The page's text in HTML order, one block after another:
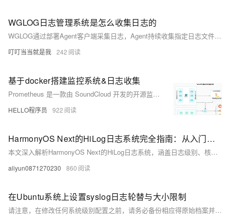
WGLOG日志管理系统是怎么收集日志的
WGLOG通过部署Agent客户端采集日志，Agent持续收集指定日志文件并上报Server，Server负责展示与分析。Agent与Server需保持相同版本。官网下载地址：www.wgstart.com
叮叮当当就是我 242
基于docker搭建监控系统&日志收集
Prometheus 是一款由 SoundCloud 开发的开源监控报警系统及时序数据库（TSDB），支持多维数据模型和灵活查询语言，适用于大规模集群监控。它通过 HTTP 拉取数据，支持服务发现、多种图表展示（如 Grafana），并可结合 Loki 实现日志聚合。本文介绍其架构、部署及与 Docker 集成的监控方案。
HELLO程序员 922
HarmonyOS Next的HiLog日志系统完全指南：从入门到精通
本文深入解析HarmonyOS Next的HiLog日志系统，涵盖日志级别、核心API、隐私保护与高级回调功能，助你从入门到精通掌握这一重要开发工具。
aliyun0871270230 860
在Ubuntu系统上设置syslog日志轮替与大小限制
请注意，在修改任何系统级别配置之前，请务必备份相应得原始档案并理解每项变更可能带来得影响。